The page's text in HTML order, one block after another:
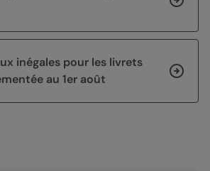
inégales pour les livrets
au 1er août